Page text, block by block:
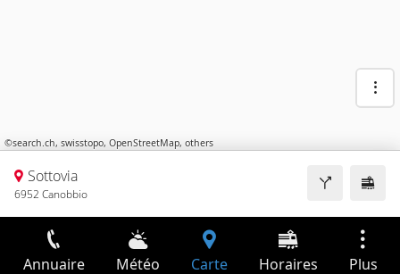
©search.ch, swisstopo, OpenStreetMap, others
Sottovia
6952 Canobbio
Annuaire Météo Carte Horaires Plus